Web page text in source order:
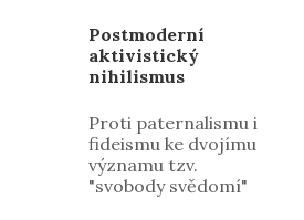
Postmoderní
aktivistický
nihilismus
Proti paternalismu i
fideismu ke dvojímu
významu tzv.
"svobody svědomí"